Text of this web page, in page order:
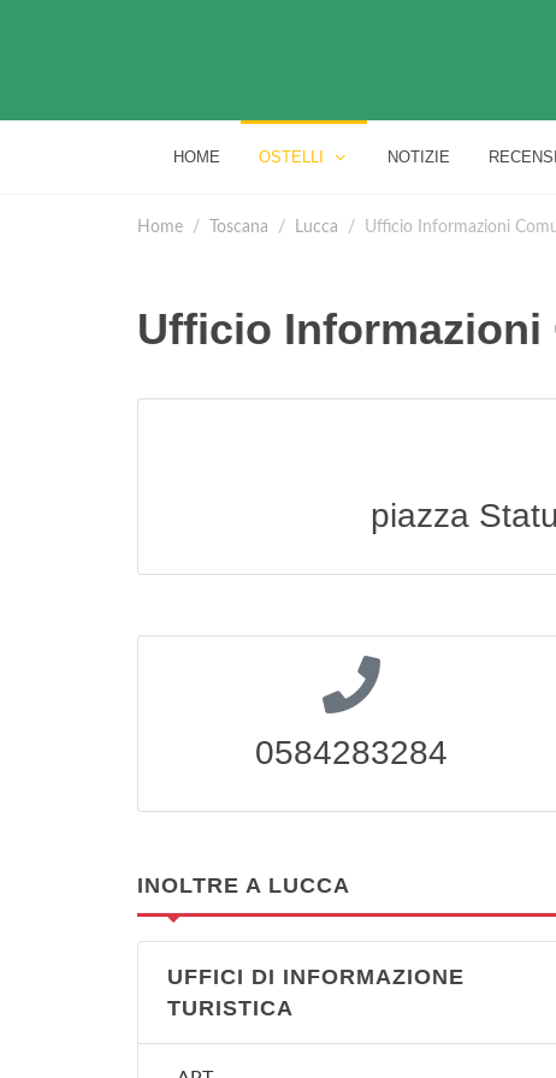
HOME OSTELLI NOTIZIE
Home Toscana Lucca Ufficio Informazioni
Ufficio Informazioni
piazza
0584283284
INOLTRE A LUCCA
UFFICI DI INFORMAZIONE
TURISTICA